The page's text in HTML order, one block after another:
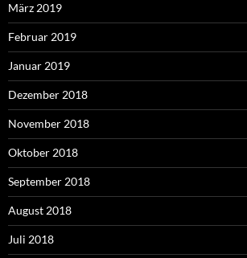
März 2019
Februar 2019
Januar 2019
Dezember 2018
November 2018
Oktober 2018
September 2018
August 2018
Juli 2018